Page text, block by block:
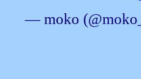
— moko